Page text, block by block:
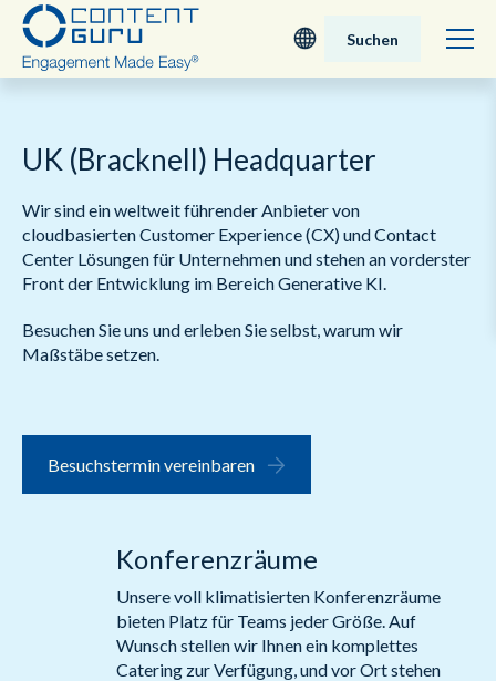
English - UK
Nederlands
English - USA
日本語
Suchen
UK (Bracknell) Headquarter
Wir sind ein weltweit führender Anbieter von
cloudbasierten Customer Experience (CX) und Contact
Center Lösungen für Unternehmen und stehen an vorderster
Front der Entwicklung im Bereich Generative KI.
Besuchen Sie uns und erleben Sie selbst, warum wir
Maßstäbe setzen.
Besuchstermin vereinbaren
Konferenzräume
Unsere voll klimatisierten Konferenzräume
bieten Platz für Teams jeder Größe. Auf
Wunsch stellen wir Ihnen ein komplettes
Catering zur Verfügung, und vor Ort stehen